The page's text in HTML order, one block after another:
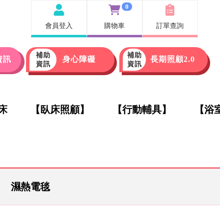
會員登入
0
購物車 訂單查詢
訊
補助
資訊
身心障礙
補助
資訊
長期照顧2.0
【臥床照顧】 【行動輔具】 【
濕熱電毯